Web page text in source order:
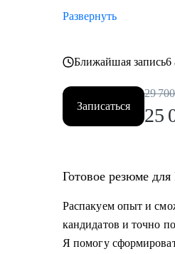
Развернуть
Ближайшая запись6
Записаться
29 700
25
Готовое резюме
Распакуем опыт и
кандидатов и точно
Я помогу